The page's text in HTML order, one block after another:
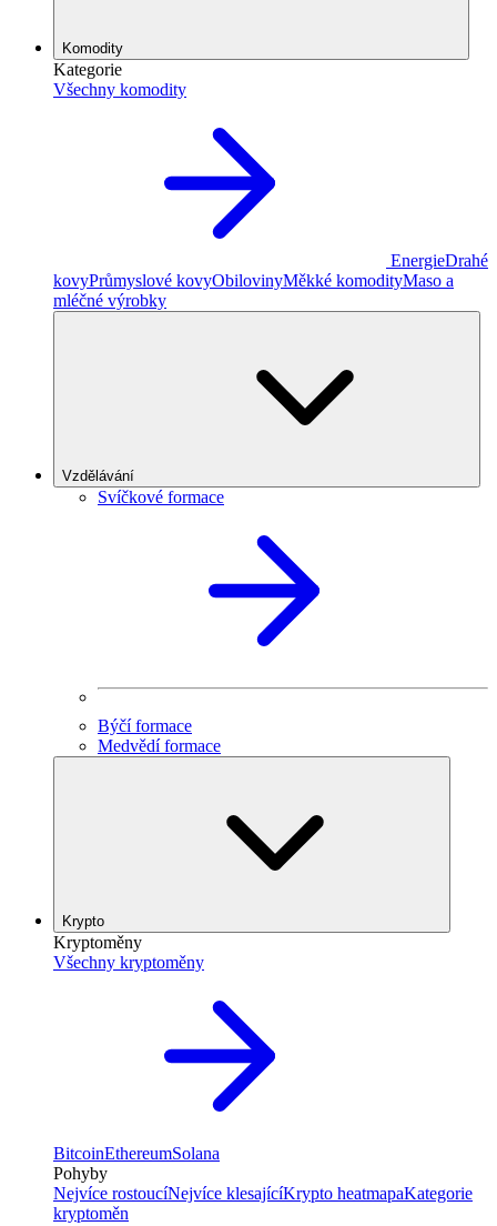
Komodity
Kategorie
Všechny komodity
EnergieDrahé
kovyPrůmyslové kovyObilovinyMěkké komodityMaso a
mléčné výrobky
Vzdělávání
Svíčkové formace
Býčí formace
Medvědí formace
Krypto
Kryptoměny
Všechny kryptoměny
BitcoinEthereumSolana
Pohyby
Nejvíce rostoucíNejvíce klesajícíKrypto heatmapaKategorie
kryptoměn